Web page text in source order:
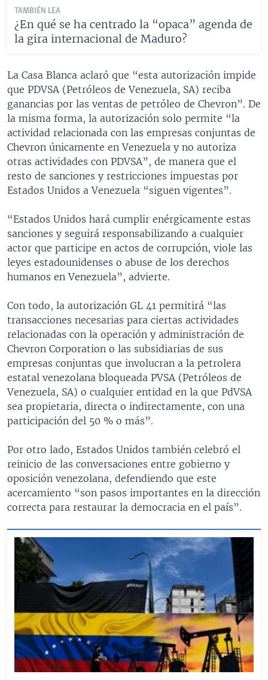
TAMBIÉN LEA
¿En qué se ha centrado la “opaca” agenda de
la gira internacional de Maduro?
La Casa Blanca aclaró que “esta autorización impide
que PDVSA (Petróleos de Venezuela, SA) reciba
ganancias por las ventas de petróleo de Chevron”. De
la misma forma, la autorización solo permite “la
actividad relacionada con las empresas conjuntas de
Chevron únicamente en Venezuela y no autoriza
otras actividades con PDVSA”, de manera que el
resto de sanciones y restricciones impuestas por
Estados Unidos a Venezuela “siguen vigentes”.
“Estados Unidos hará cumplir enérgicamente estas
sanciones y seguirá responsabilizando a cualquier
actor que participe en actos de corrupción, viole las
leyes estadounidenses o abuse de los derechos
humanos en Venezuela”, advierte.
Con todo, la autorización GL 41 permitirá “las
transacciones necesarias para ciertas actividades
relacionadas con la operación y administración de
Chevron Corporation o las subsidiarias de sus
empresas conjuntas que involucran a la petrolera
estatal venezolana bloqueada PVSA (Petróleos de
Venezuela, SA) o cualquier entidad en la que PdVSA
sea propietaria, directa o indirectamente, con una
participación del 50 % o más”.
Por otro lado, Estados Unidos también celebró el
reinicio de las conversaciones entre gobierno y
oposición venezolana, defendiendo que este
acercamiento “son pasos importantes en la dirección
correcta para restaurar la democracia en el país”.